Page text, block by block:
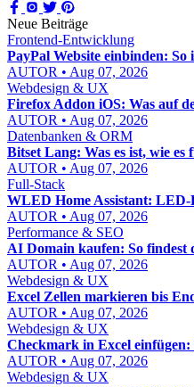
Neue Beiträge
Frontend-Entwicklung
PayPal Website einbinden:
AUTOR • Aug 07, 2026
Webdesign & UX
Firefox Addon iOS: Was auf
AUTOR • Aug 07, 2026
Datenbanken & ORM
Bitset Lang: Was es ist, wie
AUTOR • Aug 07, 2026
Full-Stack
WLED Home Assistant: LED-
AUTOR • Aug 07, 2026
Performance & SEO
AI Domain kaufen: So
AUTOR • Aug 07, 2026
Webdesign & UX
Excel Zellen markieren bis
AUTOR • Aug 07, 2026
Webdesign & UX
Checkmark in Excel
AUTOR • Aug 07, 2026
Webdesign & UX